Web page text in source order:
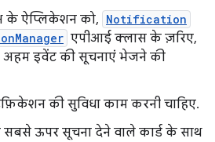
के ऐप्लिकेशन को, Notification
एपीआई क्लास के ज़रिए,
अहम इवेंट की सूचनाएं भेजने की
की सुविधा काम करनी चाहिए.
सबसे ऊपर सूचना देने वाले कार्ड के साथ